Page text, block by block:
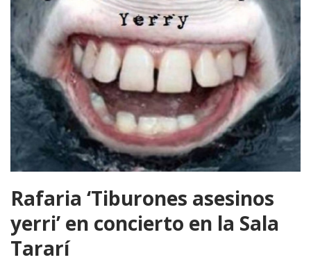
Rafaria ‘Tiburones asesinos
yerri’ en concierto en la Sala
Tararí